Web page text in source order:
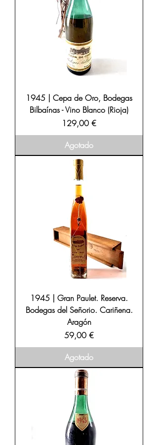
1945 | Cepa de Oro, Bodegas
Bilbaínas - Vino Blanco (Rioja)
Precio
129,00 €
Agotado
1945 | Gran Paulet. Reserva.
Bodegas del Señorio. Cariñena.
Aragón
Precio
59,00 €
Agotado